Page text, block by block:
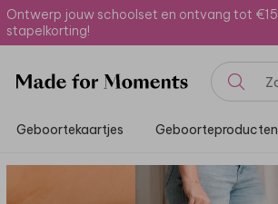
Ontwerp jouw schoolset en ontvang tot €15
stapelkorting!
Geboortekaartjes Geboorteproducten